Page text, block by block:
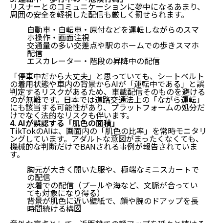
リスナーとのコミュニケーションに夢中になるあまり、
周囲の安全を軽視した配信も厳しく罰せられます。
自動車・自転車・原付などを運転しながらのスマ
ホ操作・画面注視
交通量の多い交差点や駅のホームでの歩きスマホ
配信
エスカレーター・階段の昇降中の配信
「停車中だから大丈夫」と思っていても、シートベルト
の着用状態や車内の背景からAIが「運転中である」と誤
判定するリスクがあるため、 車載配信そのものを避ける
のが無難です。日本では道路交通法上の「ながら運転」
にも該当する可能性があり、プラットフォームの処分だ
けでなく法的なリスクも伴います。
4. AIが誤認する「肌色の面積」
TikTokのAIは、画面内の「肌色の比率」を常時モニタリ
ングしています。アダルトな意図がまったくなくても、
機械的な判断だけでBANされる事例が報告されていま
す。
胸元が大きく開いた服や、極端なミニスカートで
の配信
水着での配信（プールや海など、文脈が合ってい
ても対象になり得る）
背景が肌色に近い壁紙で、顔や腕のドアップを長
時間続ける構図